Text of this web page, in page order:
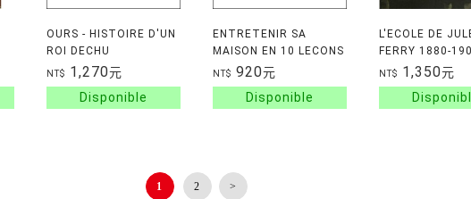
OURS - HISTOIRE D'UN
ROI DECHU
NT$ 1,270元
ENTRETENIR SA
MAISON EN 10 LECONS
NT$ 920元
L'ECOLE DE
FERRY 1880-
NT$ 1,350元
1 2 >